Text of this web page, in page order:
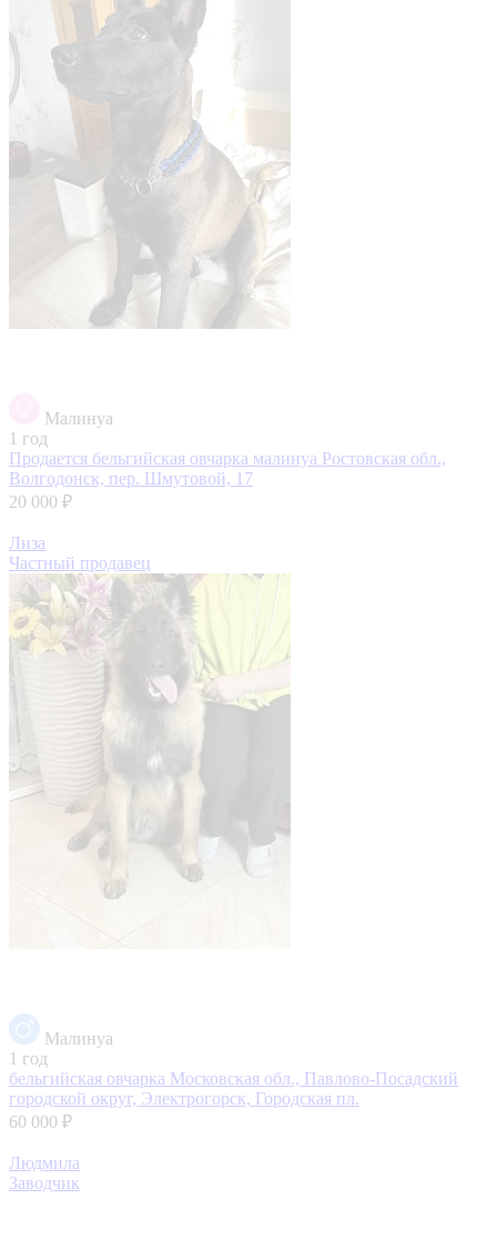
Малинуа
1 год
Продается бельгийская овчарка малинуа Ростовская обл.,
Волгодонск, пер. Шмутовой, 17
20 000 ₽
Лиза
Частный продавец
Малинуа
1 год
бельгийская овчарка Московская обл., Павлово-Посадский
городской округ, Электрогорск, Городская пл.
60 000 ₽
Людмила
Заводчик